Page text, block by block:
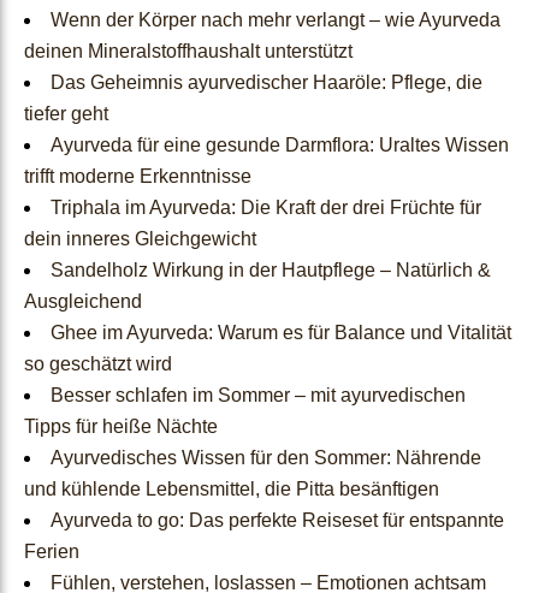
Mundhygiene
Ayurvedische Duft- und Kr
äuteröle
Ayurveda nach Jahreszeite
n
Ayurveda nach Dosha-Typ
Ayurvedische Geschenkid
een
Wenn der Körper nach mehr verlangt – wie Ayurveda
deinen Mineralstoffhaushalt unterstützt
Das Geheimnis ayurvedischer Haaröle: Pflege, die
tiefer geht
Ayurveda für eine gesunde Darmflora: Uraltes Wissen
trifft moderne Erkenntnisse
Triphala im Ayurveda: Die Kraft der drei Früchte für
dein inneres Gleichgewicht
Sandelholz Wirkung in der Hautpflege – Natürlich &
Ausgleichend
Ghee im Ayurveda: Warum es für Balance und Vitalität
so geschätzt wird
Besser schlafen im Sommer – mit ayurvedischen
Tipps für heiße Nächte​
und kühlende Lebensmittel, die Pitta besänftigen
Ayurveda to go: Das perfekte Reiseset für entspannte
Ferien
Fühlen, verstehen, loslassen – Emotionen achtsam